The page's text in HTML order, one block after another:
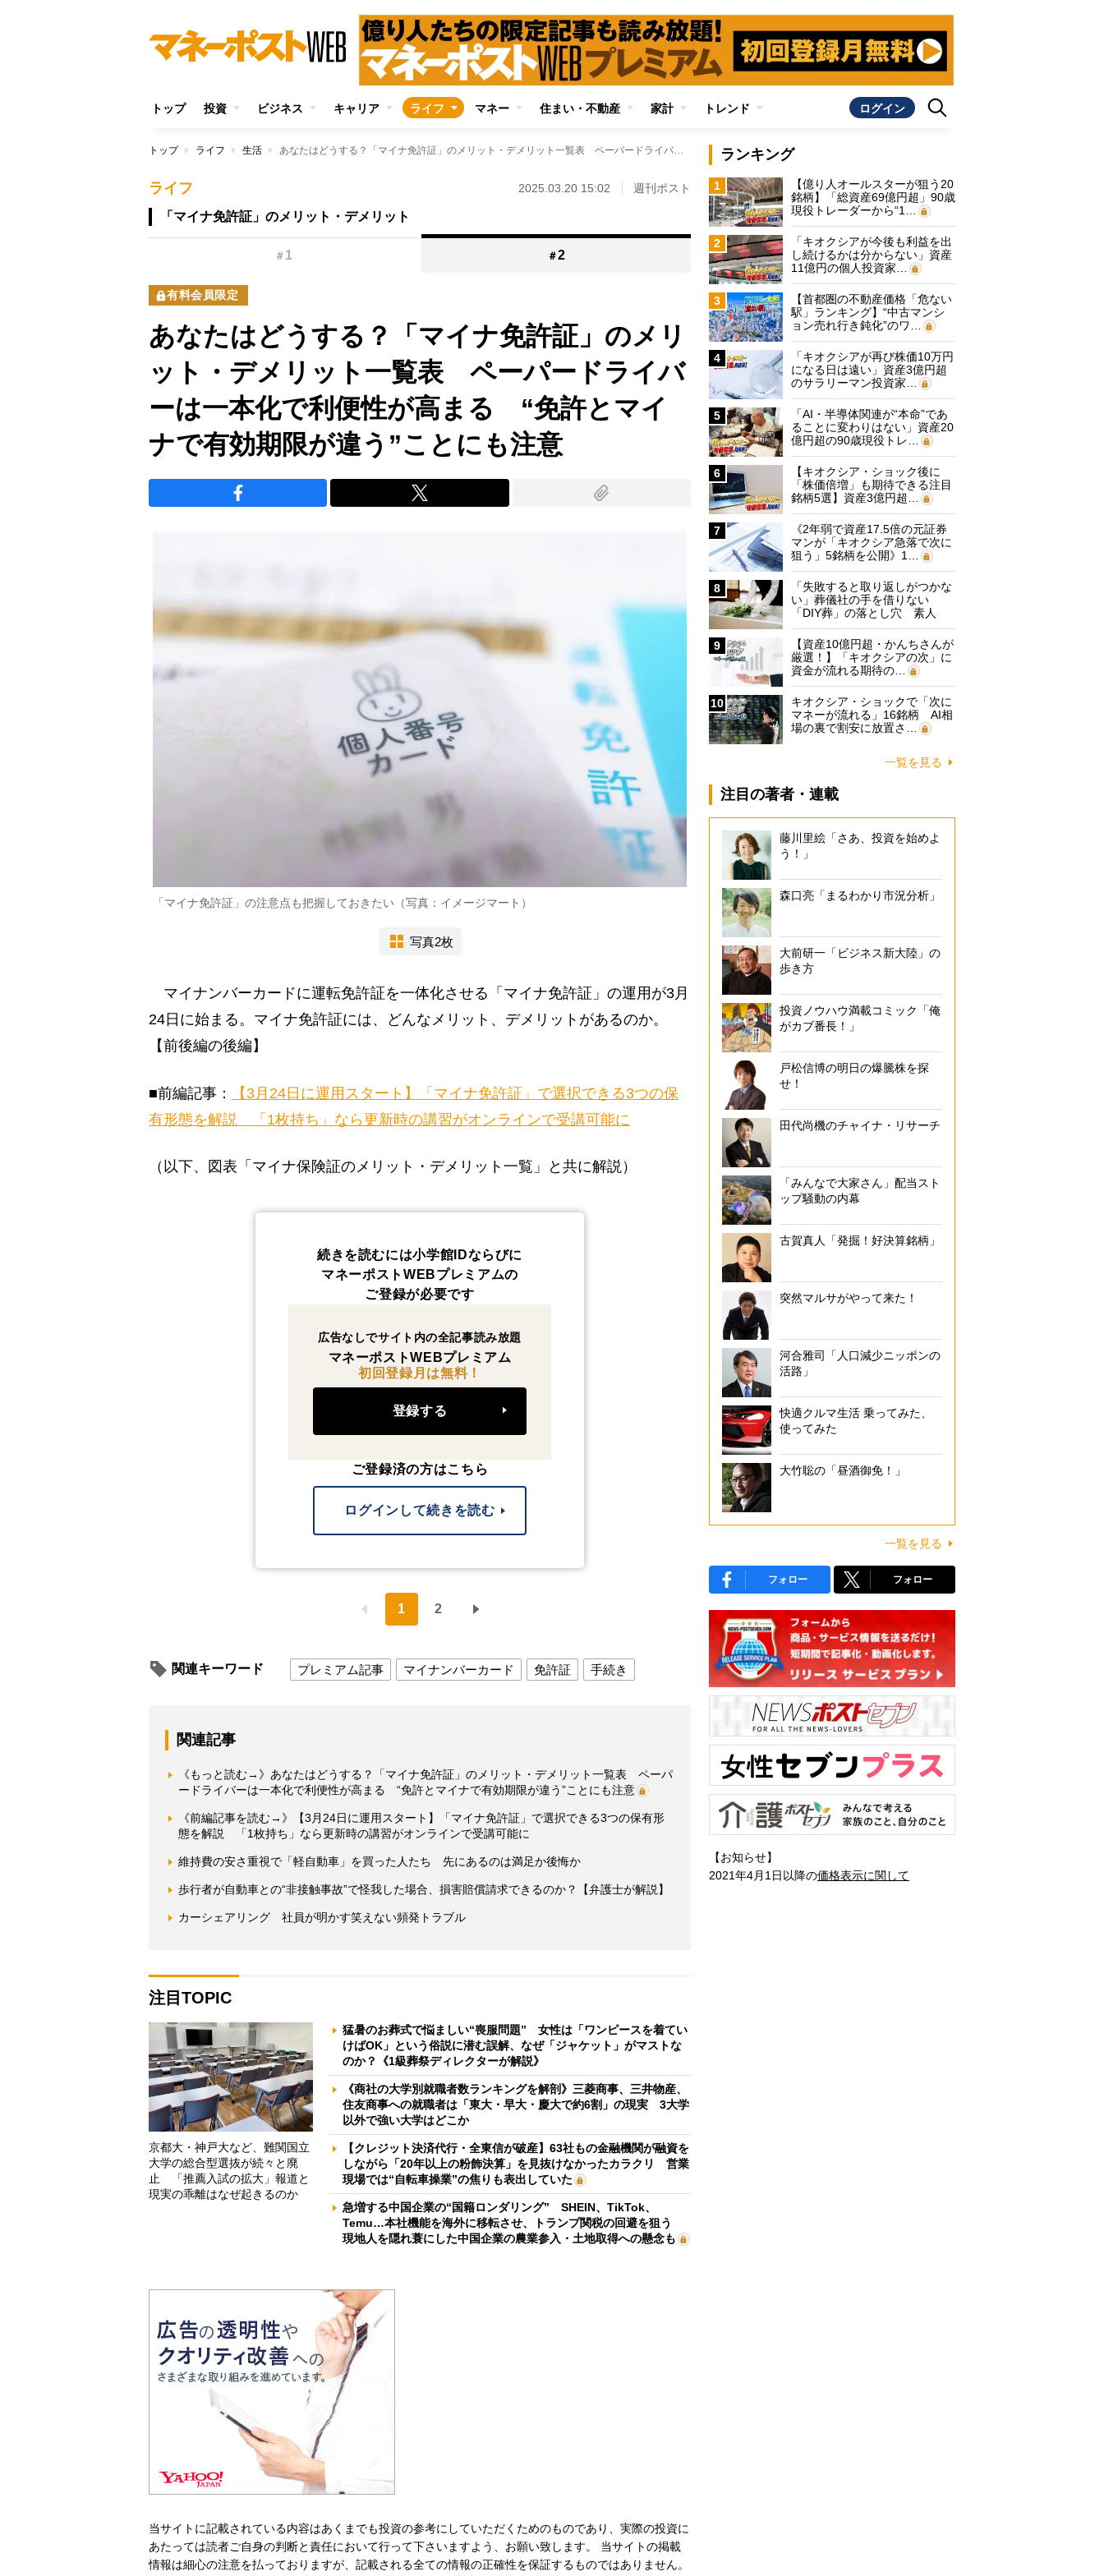
トップ 投資 ビジネス キャリア ライフ マネー 住まい・不動産 家計 トレンド ログイン
トップ ライフ 生活 あなたはどうする？「マイナ免許証」のメリット・デメリット一覧表 ペーパードライバーは一本化で利便性が高まる “免許とマイナで有効期限が違う”ことにも注意
ライフ 2025.03.20 15:02 週刊ポスト
「マイナ免許証」のメリット・デメリット
＃ 1 ＃2
有料会員限定
あなたはどうする？「マイナ免許証」のメリ
ット・デメリット一覧表 ペーパードライバ
ーは一本化で利便性が高まる “免許とマイ
ナで有効期限が違う”ことにも注意
「マイナ免許証」の注意点も把握しておきたい（写真：イメージマート）
写真2枚
マイナンバーカードに運転免許証を一体化させる「マイナ免許証」の運用が3月
24日に始まる。マイナ免許証には、どんなメリット、デメリットがあるのか。
【前後編の後編】
■前編記事：
【3月24日に運用スタート】「マイナ免許証」で選択できる3つの保
有形態を解説 「1枚持ち」なら更新時の講習がオンラインで受講可能に
（以下、図表「マイナ保険証のメリット・デメリット一覧」と共に解説）
続きを読むには小学館IDならびに
マネーポストWEBプレミアムの
ご登録が必要です
広告なしでサイト内の全記事読み放題
マネーポストWEBプレミアム
初回登録月は無料！
登録する
ご登録済の方はこちら
ログインして続きを読む
1 2
関連キーワード プレミアム記事 マイナンバーカード 免許証 手続き
関連記事
《もっと読む→》あなたはどうする？「マイナ免許証」のメリット・デメリット一覧表 ペーパ
ードライバーは一本化で利便性が高まる “免許とマイナで有効期限が違う”ことにも注意
《前編記事を読む→》【3月24日に運用スタート】「マイナ免許証」で選択できる3つの保有形
態を解説 「1枚持ち」なら更新時の講習がオンラインで受講可能に
維持費の安さ重視で「軽自動車」を買った人たち 先にあるのは満足か後悔か
歩行者が自動車との“非接触事故”で怪我した場合、損害賠償請求できるのか？【弁護士が解説】
カーシェアリング 社員が明かす笑えない頻発トラブル
注目TOPIC
京都大・神戸大など、難関国立
大学の総合型選抜が続々と廃
止 「推薦入試の拡大」報道と
現実の乖離はなぜ起きるのか
猛暑のお葬式で悩ましい“喪服問題” 女性は「ワンピースを着てい
けばOK」という俗説に潜む誤解、なぜ「ジャケット」がマストな
のか？《1級葬祭ディレクターが解説》
《商社の大学別就職者数ランキングを解剖》三菱商事、三井物産、
住友商事への就職者は「東大・早大・慶大で約6割」の現実 3大学
以外で強い大学はどこか
【クレジット決済代行・全東信が破産】63社もの金融機関が融資を
しながら「20年以上の粉飾決算」を見抜けなかったカラクリ 営業
現場では“自転車操業”の焦りも表出していた
急増する中国企業の“国籍ロンダリング” SHEIN、TikTok、
Temu…本社機能を海外に移転させ、トランプ関税の回避を狙う
現地人を隠れ蓑にした中国企業の農業参入・土地取得への懸念も
当サイトに記載されている内容はあくまでも投資の参考にしていただくためのものであり、実際の投資に
あたっては読者ご自身の判断と責任において行って下さいますよう、お願い致します。 当サイトの掲載
情報は細心の注意を払っておりますが、記載される全ての情報の正確性を保証するものではありません。
ランキング
1
【億り人オールスターが狙う20
銘柄】「総資産69億円超」90歳
現役トレーダーから“1…
2
「キオクシアが今後も利益を出
し続けるかは分からない」資産
11億円の個人投資家…
3
【首都圏の不動産価格「危ない
駅」ランキング】“中古マンシ
ョン売れ行き鈍化”のワ…
4
「キオクシアが再び株価10万円
になる日は遠い」資産3億円超
のサラリーマン投資家…
5
「AI・半導体関連が“本命”であ
ることに変わりはない」資産20
億円超の90歳現役トレ…
6
【キオクシア・ショック後に
「株価倍増」も期待できる注目
銘柄5選】資産3億円超…
7
《2年弱で資産17.5倍の元証券
マンが「キオクシア急落で次に
狙う」5銘柄を公開》1…
8
「失敗すると取り返しがつかな
い」葬儀社の手を借りない
「DIY葬」の落とし穴 素人
に…
9
【資産10億円超・かんちさんが
厳選！】「キオクシアの次」に
資金が流れる期待の…
10
キオクシア・ショックで「次に
マネーが流れる」16銘柄 AI相
場の裏で割安に放置さ…
一覧を見る
注目の著者・連載
藤川里絵「さあ、投資を始めよ
う！」
森口亮「まるわかり市況分析」
大前研一「ビジネス新大陸」の
歩き方
投資ノウハウ満載コミック「俺
がカブ番長！」
戸松信博の明日の爆騰株を探
せ！
田代尚機のチャイナ・リサーチ
「みんなで大家さん」配当スト
ップ騒動の内幕
古賀真人「発掘！好決算銘柄」
突然マルサがやって来た！
河合雅司「人口減少ニッポンの
活路」
快適クルマ生活 乗ってみた、
使ってみた
大竹聡の「昼酒御免！」
一覧を見る
フォロー フォロー
【お知らせ】
2021年4月1日以降の価格表示に関して